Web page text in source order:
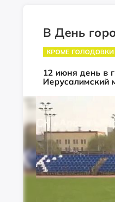
В День
КРОМЕ ГОЛОДОВКИ
12 июня день в
Иерусалимский